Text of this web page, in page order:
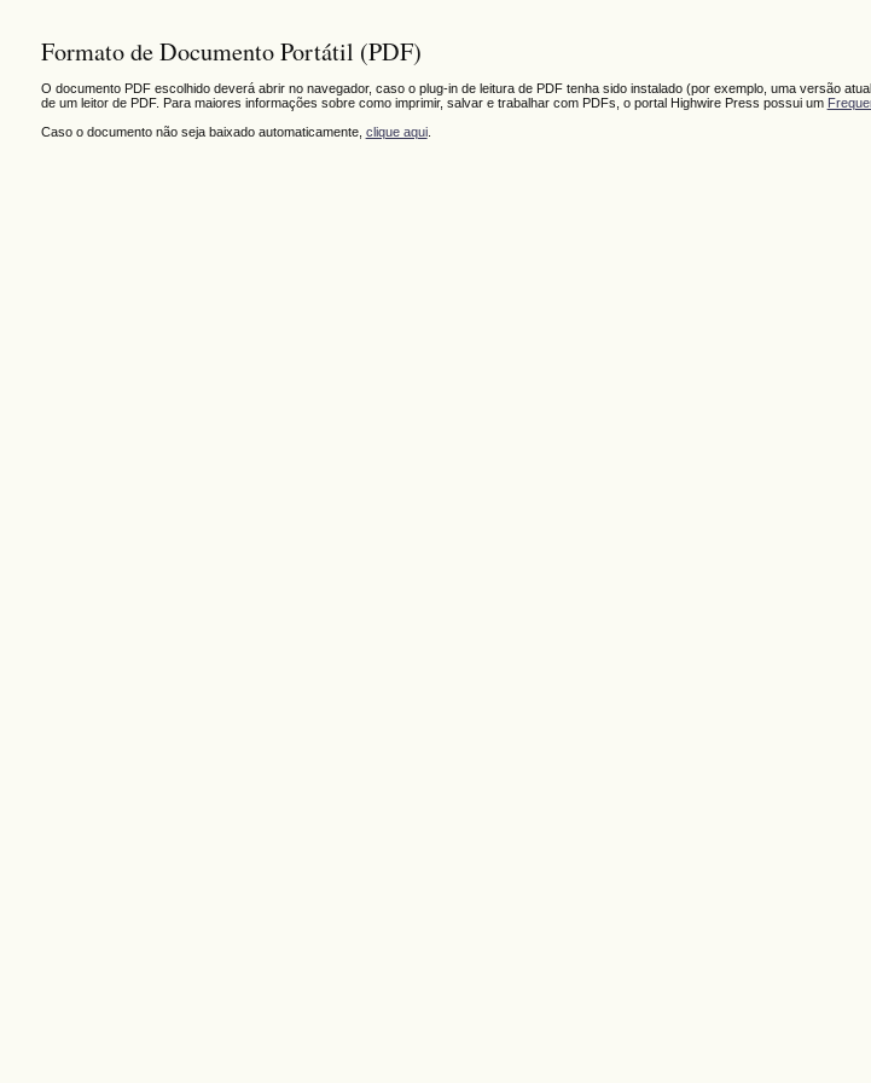
Formato de Documento Portátil (PDF)
O documento PDF escolhido deverá abrir no navegador, caso o plug-in de leitura de PDF tenha sido instalado (por exemplo, uma versão
de um leitor de PDF. Para maiores informações sobre como imprimir, salvar e trabalhar com PDFs, o portal Highwire Press possui um
Caso o documento não seja baixado automaticamente, clique aqui.